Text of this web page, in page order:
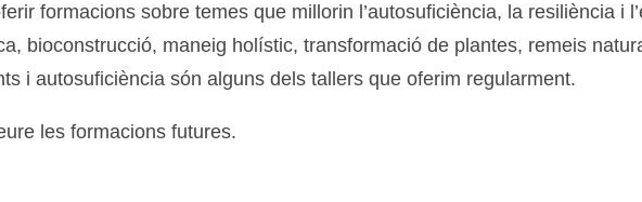
formacions sobre temes que millorin l’autosuficiència, la resiliència i
bioconstrucció, maneig holístic, transformació de plantes, remeis
i autosuficiència són alguns dels tallers que oferim regularment.
les formacions futures.